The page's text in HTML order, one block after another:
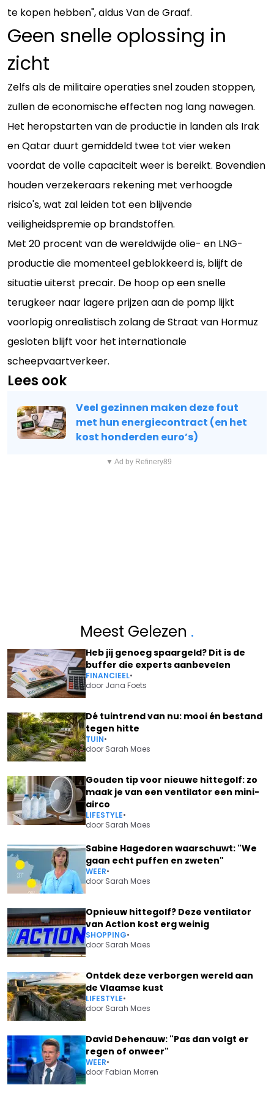
te kopen hebben", aldus Van de Graaf.
Geen snelle oplossing in
zicht
Zelfs als de militaire operaties snel zouden stoppen,
zullen de economische effecten nog lang nawegen.
Het heropstarten van de productie in landen als Irak
en Qatar duurt gemiddeld twee tot vier weken
voordat de volle capaciteit weer is bereikt. Bovendien
houden verzekeraars rekening met verhoogde
risico's, wat zal leiden tot een blijvende
veiligheidspremie op brandstoffen.
Met 20 procent van de wereldwijde olie- en LNG-
productie die momenteel geblokkeerd is, blijft de
situatie uiterst precair. De hoop op een snelle
terugkeer naar lagere prijzen aan de pomp lijkt
voorlopig onrealistisch zolang de Straat van Hormuz
gesloten blijft voor het internationale
scheepvaartverkeer.
Lees ook
Veel gezinnen maken deze fout
met hun energiecontract (en het
kost honderden euro’s)
▼ Ad by Refinery89
Meest Gelezen .
Heb jij genoeg spaargeld? Dit is de
buffer die experts aanbevelen
FINANCIEEL•
door Jana Foets
Dé tuintrend van nu: mooi én bestand
tegen hitte
TUIN•
door Sarah Maes
Gouden tip voor nieuwe hittegolf: zo
maak je van een ventilator een mini-
airco
LIFESTYLE•
door Sarah Maes
Sabine Hagedoren waarschuwt: "We
gaan echt puffen en zweten"
WEER•
door Sarah Maes
Opnieuw hittegolf? Deze ventilator
van Action kost erg weinig
SHOPPING•
door Sarah Maes
Ontdek deze verborgen wereld aan
de Vlaamse kust
LIFESTYLE•
door Sarah Maes
David Dehenauw: "Pas dan volgt er
regen of onweer"
WEER•
doorFabian Morren